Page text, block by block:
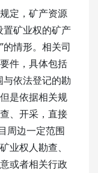
定，矿产资源
置矿业权的矿产
情形。相关司
件，具体包括
与依法登记的勘
是依据相关规
、开采，直接
周边一定范围
业权人勘查、
或者相关行政